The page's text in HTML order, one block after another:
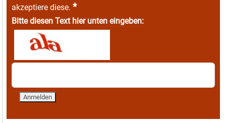
akzeptiere diese. *
Bitte diesen Text hier unten eingeben: